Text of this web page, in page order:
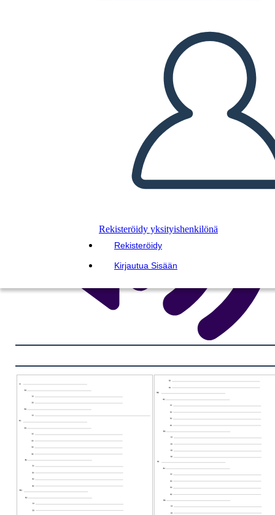
Rekisteröidy yksityishenkilönä
Rekisteröidy
Kirjautua Sisään
LUO KUVAKÄSIKIRJOITUS
TOISTA DIAESITYS
LUE MINULLE